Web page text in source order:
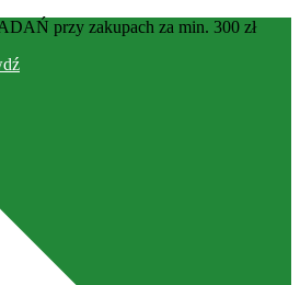
przy zakupach za min. 300 zł